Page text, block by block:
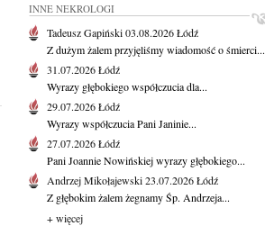
INNE NEKROLOGI
Tadeusz Gapiński03.08.2026Łódź
Z dużym żalem przyjęliśmy wiadomość o śmierci...
31.07.2026Łódź
Wyrazy głębokiego współczucia dla...
29.07.2026Łódź
Wyrazy współczucia Pani Janinie...
27.07.2026Łódź
Pani Joannie Nowińskiej wyrazy głębokiego...
Andrzej Mikołajewski23.07.2026Łódź
Z głębokim żalem żegnamy Śp. Andrzeja...
+ więcej